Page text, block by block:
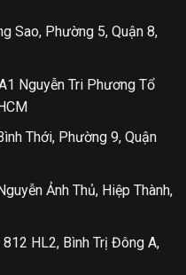
Sao, Phường 5, Quận 8,
Nguyễn Tri Phương Tổ
Thới, Phường 9, Quận
Ảnh Thủ, Hiệp Thành,
HL2, Bình Trị Đông A,